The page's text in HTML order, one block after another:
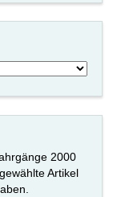
2000
Artikel